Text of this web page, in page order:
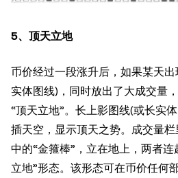
5、顶天立地
币价经过一段涨升后，如果某天
实体图线)，同时放出了大成交量
“顶天立地”。长上影图线(或长实
插天空，显示顶天之势。成交量
中的“金箍棒”，立在地上，两者
立地”形态。该形态可在币价任何